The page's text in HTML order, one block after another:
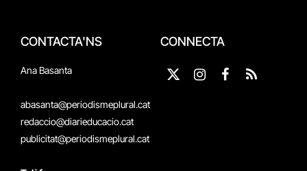
CONTACTA'NS
Ana Basanta
abasanta@periodismeplural.cat
redaccio@diarieducacio.cat
publicitat@periodismeplural.cat
CONNECTA
X
Instagram
Facebook
RSS